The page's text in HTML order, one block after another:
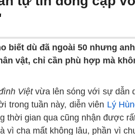
biết dù đã ngoài 50 nhưng
vật, chỉ cần phù hợp mà
Việtvừa lên sóng với sự dẫn
trong tuần này, diễn viên Lý
thời gian qua cũng nhận được
vì cha mất không lâu, phần vì